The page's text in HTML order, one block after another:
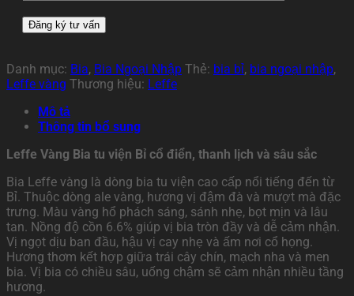
Danh mục: Bia, Bia Ngoại Nhập Thẻ: bia bỉ, bia ngoại nhập,
Leffe vàng Thương hiệu: Leffe
Mô tả
Thông tin bổ sung
Leffe Vàng Bia tu viện Bỉ cổ điển, thanh lịch và sâu sắc
Bia Leffe vàng là dòng bia tu viện cao cấp nổi tiếng đến từ
Bỉ. Thuộc dòng ale vàng, hương vị đậm đà và mượt mà đặc
trưng. Màu vàng hổ phách sáng, sánh nhẹ, bọt mịn và lâu
tan. Nồng độ cồn 6.6% giúp vị bia tròn đầy và dễ cảm nhận.
Vị ngọt dịu ban đầu, hậu vị cay nhẹ và ấm nơi cổ họng.
Hương thơm kết hợp giữa trái cây chín, mạch nha và men
bia. Vị bia có chiều sâu, uống chậm sẽ cảm nhận nhiều tầng
hương.